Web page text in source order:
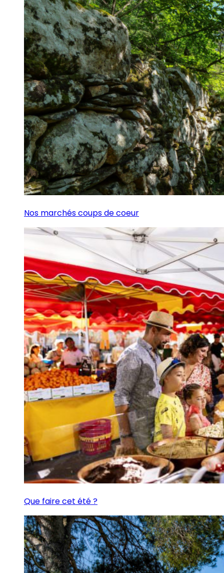
Nos marchés coups de coeur
Que faire cet été ?